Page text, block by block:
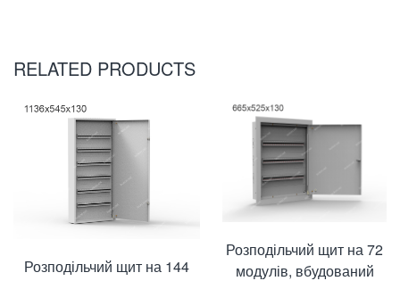
RELATED PRODUCTS
Розподільчий щит на 144
Розподільчий щит на 72
модулів, вбудований